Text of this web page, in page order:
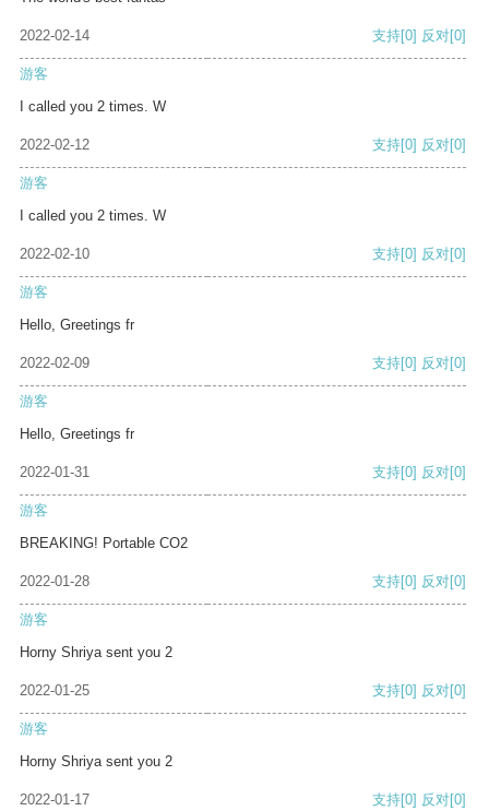
2022-02-14 支持[0] 反对[0]
游客
I called you 2 times. W
2022-02-12 支持[0] 反对[0]
游客
I called you 2 times. W
2022-02-10 支持[0] 反对[0]
游客
Hello, Greetings fr
2022-02-09 支持[0] 反对[0]
游客
Hello, Greetings fr
2022-01-31 支持[0] 反对[0]
游客
BREAKING! Portable CO2
2022-01-28 支持[0] 反对[0]
游客
Horny Shriya sent you 2
2022-01-25 支持[0] 反对[0]
游客
Horny Shriya sent you 2
2022-01-17 支持[0] 反对[0]